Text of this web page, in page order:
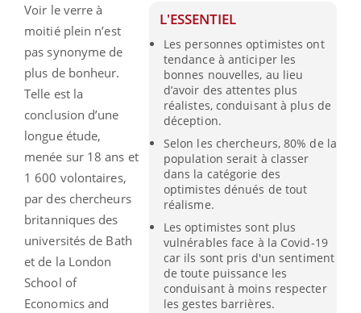
L'ESSENTIEL
Les personnes optimistes ont
tendance à anticiper les
bonnes nouvelles, au lieu
d’avoir des attentes plus
réalistes, conduisant à plus de
déception.
Selon les chercheurs, 80% de la
population serait à classer
dans la catégorie des
optimistes dénués de tout
réalisme.
Les optimistes sont plus
vulnérables face à la Covid-19
car ils sont pris d'un sentiment
de toute puissance les
conduisant à moins respecter
les gestes barrières.
Voir le verre à
moitié plein n’est
pas synonyme de
plus de bonheur.
Telle est la
conclusion d’une
longue étude,
menée sur 18 ans et
1 600 volontaires,
par des chercheurs
britanniques des
universités de Bath
et de la London
School of
Economics and